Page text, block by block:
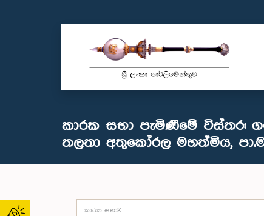
කාරක සභා පැමිණීමේ විස්තර:
තලතා අතුකෝරල මහත්මිය,
කාරක සභාව